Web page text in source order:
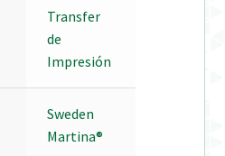
Transfer
de
Impresión
Sweden
Martina®